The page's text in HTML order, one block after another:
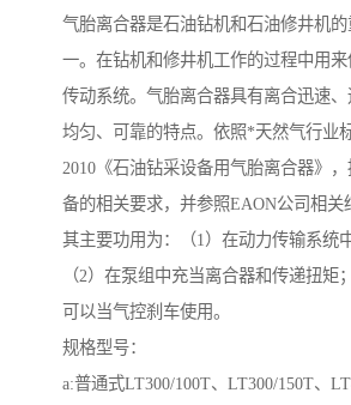
气胎离合器是石油钻机和石油修井机
一。在钻机和修井机工作的过程中用
传动系统。气胎离合器具有离合迅速
均匀、可靠的特点。依照*天然气行业
2010《石油钻采设备用气胎离合器》
备的相关要求，并参照EAON公司相关
其主要功用为：（1）在动力传输系统
（2）在泵组中充当离合器和传递扭矩
可以当气控刹车使用。
规格型号：
a:普通式LT300/100T、LT300/150T、